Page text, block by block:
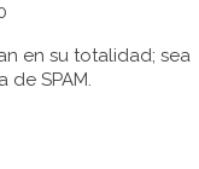
en su totalidad; sea
de SPAM.